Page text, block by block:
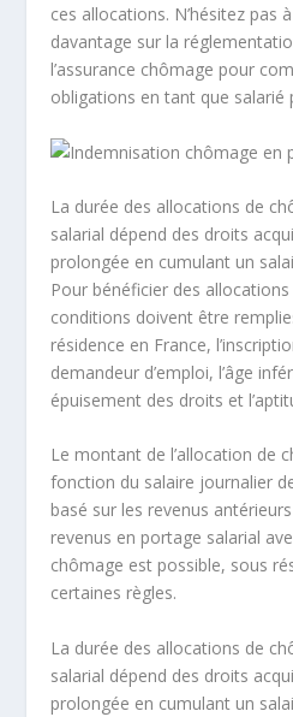
ces allocations. N’hésitez pas
davantage sur la
l’assurance chômage pour
obligations en tant que salarié
La durée des allocations de
salarial dépend des droits
prolongée en cumulant un
Pour bénéficier des
conditions doivent être
résidence en France,
demandeur d’emploi, l’âge
épuisement des droits et
Le montant de l’allocation de
fonction du salaire journalier
basé sur les revenus
revenus en portage salarial
chômage est possible, sous
certaines règles.
La durée des allocations de
salarial dépend des droits
prolongée en cumulant un